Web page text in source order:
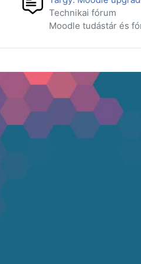
Technikai fórum
Moodle tudástár és